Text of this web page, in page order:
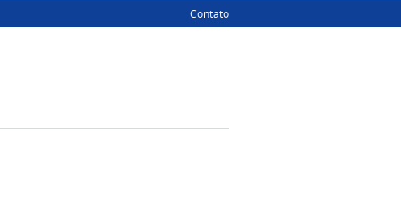
Contato